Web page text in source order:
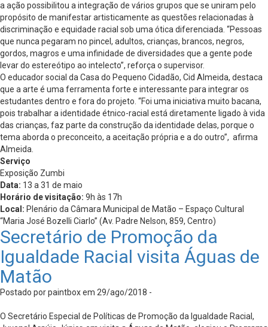
a ação possibilitou a integração de vários grupos que se uniram pelo
propósito de manifestar artisticamente as questões relacionadas à
discriminação e equidade racial sob uma ótica diferenciada. “Pessoas
que nunca pegaram no pincel, adultos, crianças, brancos, negros,
gordos, magros e uma infinidade de diversidades que a gente pode
levar do estereótipo ao intelecto”, reforça o supervisor.
O educador social da Casa do Pequeno Cidadão, Cid Almeida, destaca
que a arte é uma ferramenta forte e interessante para integrar os
estudantes dentro e fora do projeto. “Foi uma iniciativa muito bacana,
pois trabalhar a identidade étnico-racial está diretamente ligado à vida
das crianças, faz parte da construção da identidade delas, porque o
tema aborda o preconceito, a aceitação própria e a do outro”, afirma
Almeida.
Serviço
Exposição Zumbi
Data: 13 a 31 de maio
Horário de visitação: 9h às 17h
Local: Plenário da Câmara Municipal de Matão – Espaço Cultural
“Maria José Bozelli Ciarlo” (Av. Padre Nelson, 859, Centro)
Secretário de Promoção da
Igualdade Racial visita Águas de
Matão
Postado por paintbox em 29/ago/2018 -
O Secretário Especial de Políticas de Promoção da Igualdade Racial,